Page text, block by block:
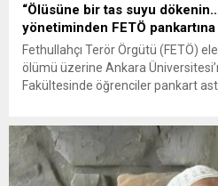
“Ölüsüne bir tas suyu
yönetiminden FETÖ
Fethullahçı Terör Örgütü (FETÖ)
ölümü üzerine Ankara
Fakültesinde öğrenciler pankart
Fetullah Gülen’in ölümü sonrasında
seslendirdiği ‘Eşeği saldım çayıra’